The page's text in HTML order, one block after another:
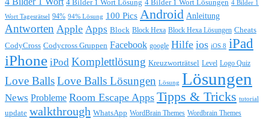
4 Bilder 1 Wort Lösung 4 Bilder 1 Wort Lösungen 4 Bilder 1
Wort Tagesrätsel 94% 94% Lösung 100 Pics Android Anleitung
Antworten Apple Apps Block Block Hexa Block Hexa Lösungen Cheats
CodyCross Codycross Gruppen Facebook google Hilfe ios iOS 8 iPad
iPhone iPod Komplettlösung Kreuzworträtsel Level Logo Quiz
Love BallsLove Balls Lösungen Lösung Lösungen
News Probleme Room Escape Apps Tipps & Tricks tutorial
update walkthrough WhatsApp WordBrain Themes Wordbrain Themes